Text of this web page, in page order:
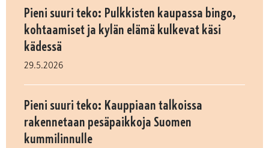
Pieni suuri teko: Pulkkisten kaupassa bingo,
kohtaamiset ja kylän elämä kulkevat käsi
kädessä
29.5.2026
Pieni suuri teko: Kauppiaan talkoissa
rakennetaan pesäpaikkoja Suomen
kummilinnulle